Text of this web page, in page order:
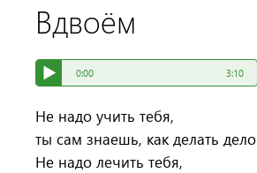
Вдвоём
0:00 3:10
Не надо учить тебя,
ты сам знаешь, как делать
Не надо лечить тебя,